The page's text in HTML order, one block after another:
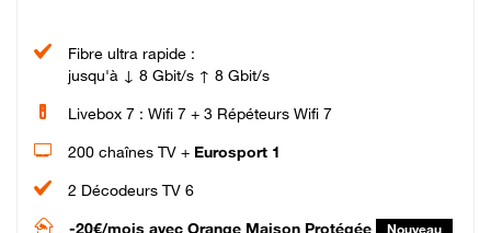
Fibre ultra rapide :
jusqu'à ↓ 8 Gbit/s ↑ 8 Gbit/s
Livebox 7 : Wifi 7 + 3 Répéteurs Wifi 7
200 chaînes TV + Eurosport 1
2 Décodeurs TV 6
-20€/mois avec Orange Maison Protégée Nouveau